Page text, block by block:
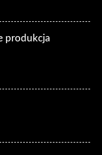
produkcja